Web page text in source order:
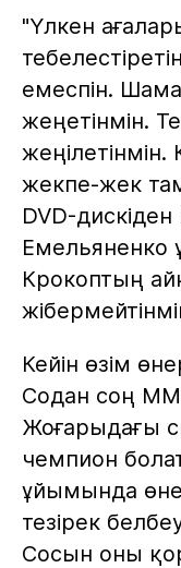
"Үлкен
емеспін.
жеңетінмін.
жеңілетінмін.
жекпе-жек
DVD-
Емельяненко
Крокоптың
Кейін өзім
Содан соң
Жоғарыдағы
чемпион
ұйымында
тезірек
Сосын оны